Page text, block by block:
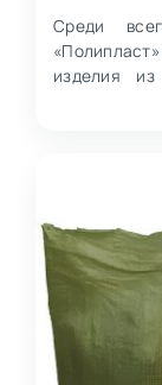
Среди
изделия из